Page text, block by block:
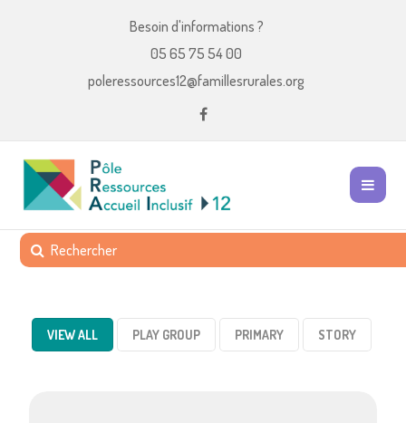
Besoin d'informations ?
05 65 75 54 00
poleressources12@famillesrurales.org
VIEW ALL PLAY GROUP PRIMARY STORY